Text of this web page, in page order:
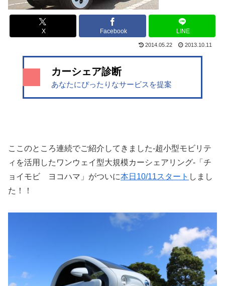
X Facebook LINE
2014.05.22 2013.10.11
カーシェア診断
あなたにぴったりなサービスを提案
ここのところ連続でご紹介してきました-超小型モビリテ
ィを活用したワンウェイ型大規模カーシェアリング-「チ
ョイモビ ヨコハマ」がついに本日10/11スタート しまし
た！！